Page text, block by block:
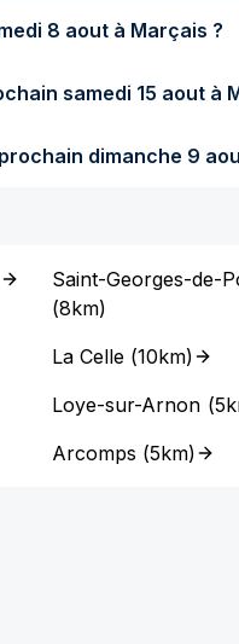
Quel temps fera-t-il demain samedi 8 aout à Marçais ?
Quel temps fera-t-il samedi prochain
Quel temps fera-
Saint-Georges-de-
(8km)
La Celle (10km)
Loye-sur-Arnon (
Arcomps (5km)